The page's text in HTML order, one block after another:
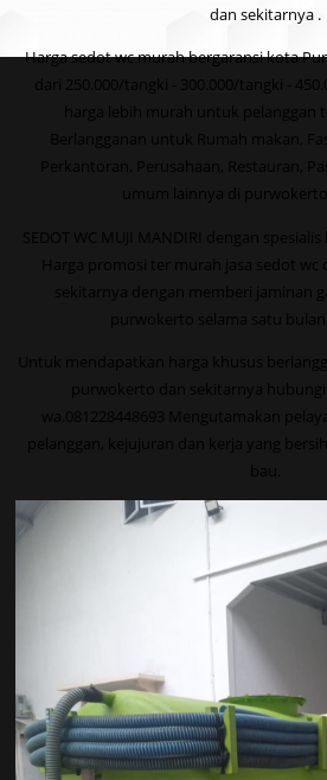
dan sekitarnya .
Harga sedot wc murah bergaransi kota